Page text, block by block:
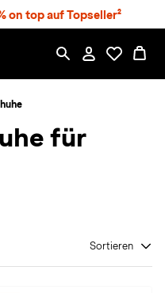
on top auf Topseller²
für
Sortieren